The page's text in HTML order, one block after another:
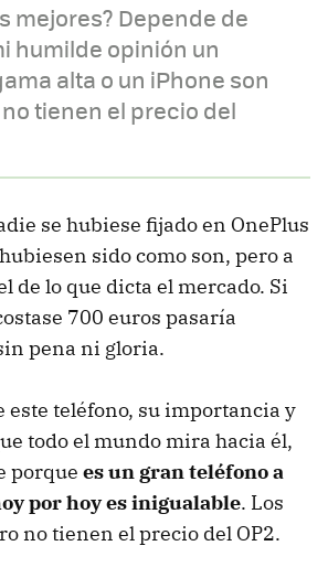
mejores? Depende de
humilde opinión un
alta o un iPhone son
tienen el precio del
se hubiese fijado en OnePlus
sido como son, pero a
de lo que dicta el mercado. Si
700 euros pasaría
pena ni gloria.
este teléfono, su importancia y
todo el mundo mira hacia él,
porque es un gran teléfono a
por hoy es inigualable. Los
no tienen el precio del OP2.